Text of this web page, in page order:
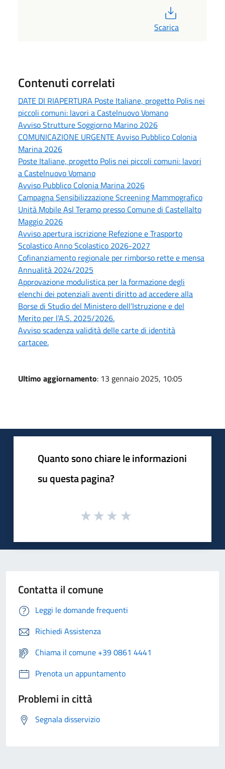
Scarica
Contenuti correlati
DATE DI RIAPERTURA Poste Italiane, progetto Polis nei
piccoli comuni: lavori a Castelnuovo Vomano
Avviso Strutture Soggiorno Marino 2026
COMUNICAZIONE URGENTE Avviso Pubblico Colonia
Marina 2026
Poste Italiane, progetto Polis nei piccoli comuni: lavori
a Castelnuovo Vomano
Avviso Pubblico Colonia Marina 2026
Campagna Sensibilizzazione Screening Mammografico
Unità Mobile Asl Teramo presso Comune di Castellalto
Maggio 2026
Avviso apertura iscrizione Refezione e Trasporto
Scolastico Anno Scolastico 2026-2027
Cofinanziamento regionale per rimborso rette e mensa
Annualità 2024/2025
Approvazione modulistica per la formazione degli
elenchi dei potenziali aventi diritto ad accedere alla
Borse di Studio del Ministero dell’Istruzione e del
Merito per l’A.S. 2025/2026.
Avviso scadenza validità delle carte di identità
cartacee.
Ultimo aggiornamento: 13 gennaio 2025, 10:05
Quanto sono chiare le informazioni
su questa pagina?
Contatta il comune
Leggi le domande frequenti
Richiedi Assistenza
Chiama il comune +39 0861 4441
Prenota un appuntamento
Problemi in città
Segnala disservizio